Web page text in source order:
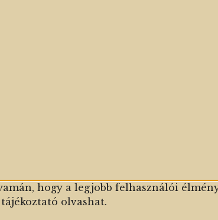
hogy a legjobb felhasználói
olvashat.